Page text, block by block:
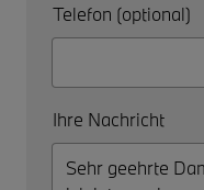
Telefon (optional)
Ihre Nachricht